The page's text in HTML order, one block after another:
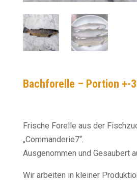
Bachforelle – Portion +-
Frische Forelle aus der
„Commanderie7“.
Ausgenommen und Gesaubert
Wir arbeiten in kleiner